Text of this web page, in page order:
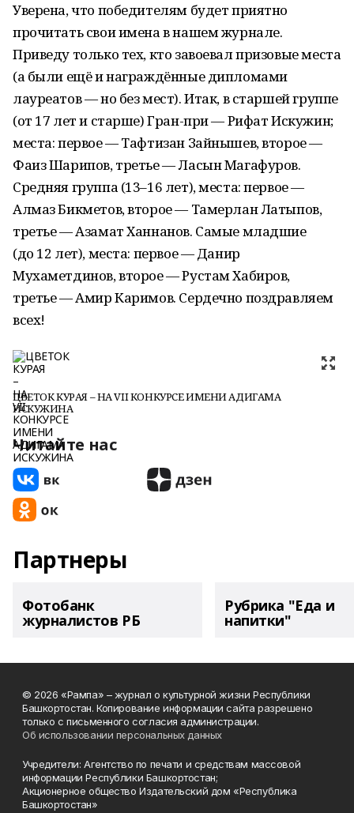
Уверена, что победителям будет приятно
прочитать свои имена в нашем журнале.
Приведу только тех, кто завоевал призовые места
(а были ещё и награждённые дипломами
лауреатов — но без мест). Итак, в старшей группе
(от 17 лет и старше) Гран-при — Рифат Искужин;
места: первое — Тафтизан Зайнышев, второе —
Фаиз Шарипов, третье — Ласын Магафуров.
Средняя группа (13–16 лет), места: первое —
Алмаз Бикметов, второе — Тамерлан Латыпов,
третье — Азамат Ханнанов. Самые младшие
(до 12 лет), места: первое — Данир
Мухаметдинов, второе — Рустам Хабиров,
третье — Амир Каримов. Сердечно поздравляем
всех!
ЦВЕТОК КУРАЯ – НА VII КОНКУРСЕ ИМЕНИ АДИГАМА
ИСКУЖИНА
Читайте нас
Партнеры
Фотобанк
журналистов РБ
Рубрика "Еда и
напитки"
© 2026 «Рампа» – журнал о культурной жизни Республики
Башкортостан. Копирование информации сайта разрешено
только с письменного согласия администрации.
Об использовании персональных данных
Учредители: Агентство по печати и средствам массовой
информации Республики Башкортостан;
Акционерное общество Издательский дом «Республика
Башкортостан»